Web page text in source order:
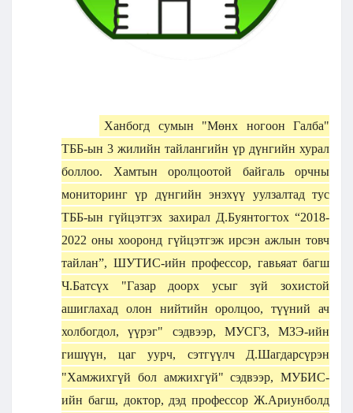
Ханбогд сумын "Мөнх ногоон Галба"
ТББ-ын 3 жилийн тайлангийн үр дүнгийн хурал
боллоо. Хамтын оролцоотой байгаль орчны
мониторинг үр дүнгийн энэхүү уулзалтад тус
ТББ-ын гүйцэтгэх захирал Д.Буянтогтох “2018-
2022 оны хооронд гүйцэтгэж ирсэн ажлын товч
тайлан”, ШУТИС-ийн профессор, гавьяат багш
Ч.Батсүх "Газар доорх усыг зүй зохистой
ашиглахад олон нийтийн оролцоо, түүний ач
холбогдол, үүрэг" сэдвээр, МУСГЗ, МЗЭ-ийн
гишүүн, цаг уурч, сэтгүүлч Д.Шагдарсүрэн
"Хамжихгүй бол амжихгүй" сэдвээр, МУБИС-
ийн багш, доктор, дэд профессор Ж.Ариунболд